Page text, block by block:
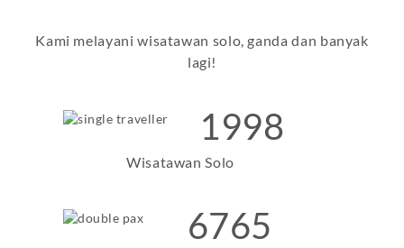
Kami melayani wisatawan solo, ganda dan banyak
lagi!
1998
Wisatawan Solo
6765